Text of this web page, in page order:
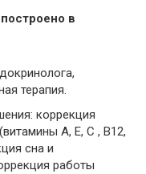
в
терапия.
коррекция
А, Е, С , В12,
сна и
работы